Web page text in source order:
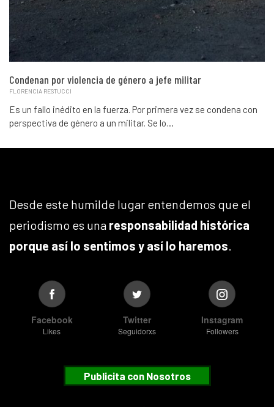
Condenan por violencia de género a jefe militar
FLORENCIA RESTUCCI
Es un fallo inédito en la fuerza. Por primera vez se condena con
perspectiva de género a un militar. Se lo…
Desde este humilde lugar entendemos que el
periodismo es una responsabilidad histórica
porque así lo sentimos y así lo haremos.
Facebook
Likes
Twitter
Seguidorxs
Instagram
Followers
Publicita con Nosotros